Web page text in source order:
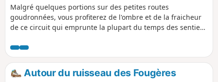
Malgré quelques portions sur des petites routes
goudronnées, vous profiterez de l'ombre et de la fraicheur
de ce circuit qui emprunte la plupart du temps des sentiers
centenaires.
Autour du ruisseau des Fougères